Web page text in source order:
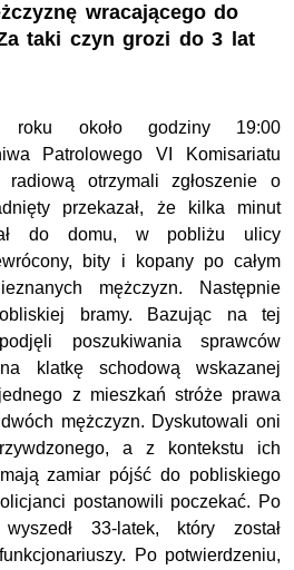
wracającego do
taki czyn grozi do 3 lat
około godziny 19:00
Patrolowego VI Komisariatu
otrzymali zgłoszenie o
przekazał, że kilka minut
do domu, w pobliżu ulicy
bity i kopany po całym
mężczyzn. Następnie
bramy. Bazując na tej
poszukiwania sprawców
klatkę schodową wskazanej
z mieszkań stróże prawa
mężczyzn. Dyskutowali oni
a z kontekstu ich
zamiar pójść do pobliskiego
postanowili poczekać. Po
33-latek, który został
Po potwierdzeniu,